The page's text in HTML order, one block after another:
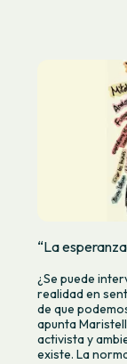
“La
¿Se puede
realidad en
de que
apunta
activista y
existe. La